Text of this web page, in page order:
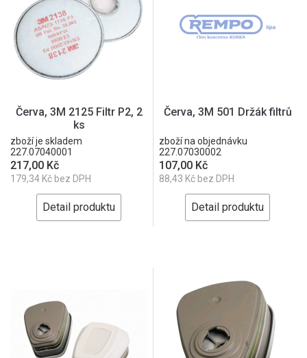
Červa, 3M 2125 Filtr P2, 2
ks
zboží je skladem
227.07040001
217,00 Kč
179,34 Kč bez DPH
Detail produktu
Červa, 3M 501 Držák filtrů
zboží na objednávku
227.07030002
107,00 Kč
88,43 Kč bez DPH
Detail produktu